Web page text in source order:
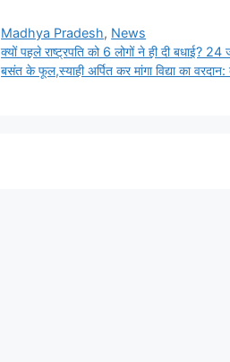
Categories
Madhya Pradesh, News
क्यों पहले राष्ट्रपति को 6 लोगों ने ही दी बधाई?
बसंत के फूल,स्याही अर्पित कर मांगा विद्या का